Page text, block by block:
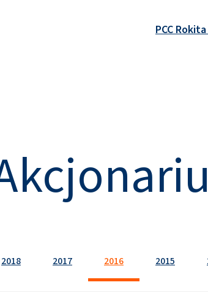
PCC
2018 2017 2016 2015